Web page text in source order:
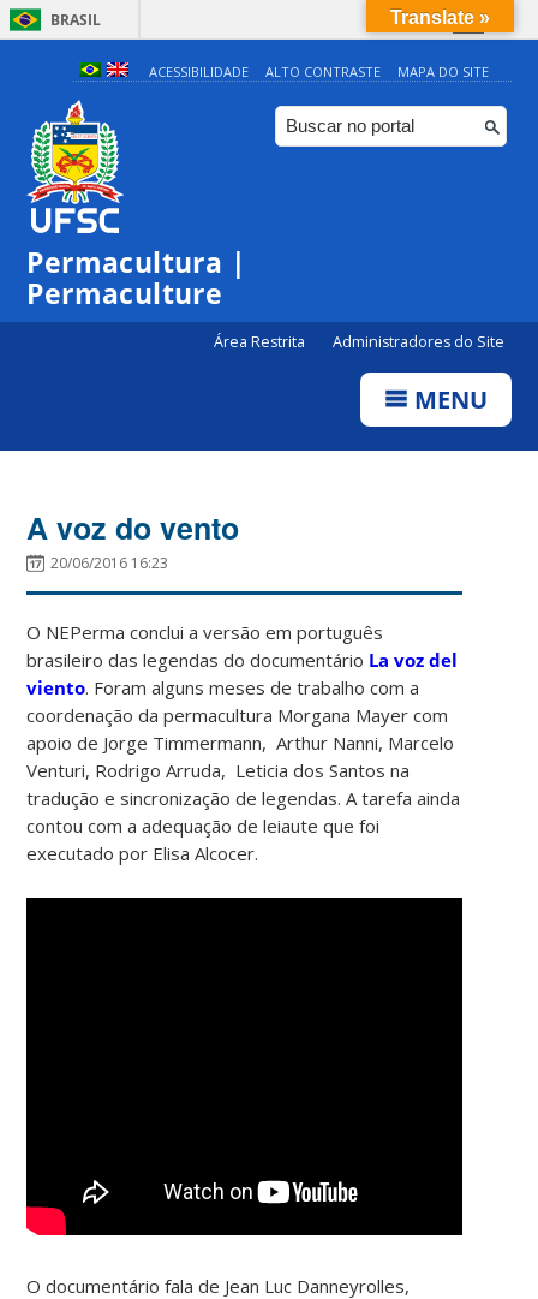
BRASIL
Simplifique!
Comunica BR
Participe
ACESSIBILIDADE ALTO CONTRASTE MAPA DO SITE
Permacultura |
Permaculture
Área Restrita Administradores do Site
MENU
A voz do vento
20/06/2016 16:23
O NEPerma conclui a versão em português
brasileiro das legendas do documentário La voz del
viento. Foram alguns meses de trabalho com a
coordenação da permacultura Morgana Mayer com
apoio de Jorge Timmermann, Arthur Nanni, Marcelo
Venturi, Rodrigo Arruda, Leticia dos Santos na
tradução e sincronização de legendas. A tarefa ainda
contou com a adequação de leiaute que foi
executado por Elisa Alcocer.
O documentário fala de Jean Luc Danneyrolles,
Translate »